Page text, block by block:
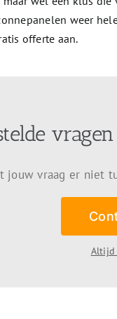
weer
offerte aan.
jouw vraag er niet
Altijd